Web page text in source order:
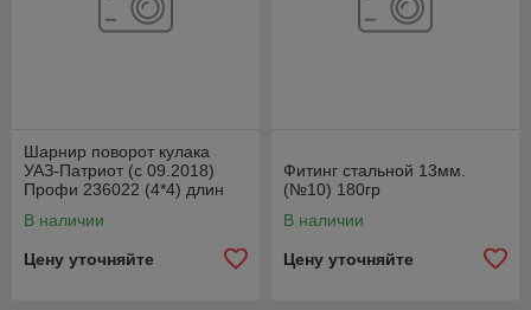
Шарнир поворот кулака
УАЗ-Патриот (с 09.2018)
Профи 236022 (4*4) длин
2360222304061
В наличии
Цену уточняйте
Фитинг стальной 13мм.
(№10) 180гр
В наличии
Цену уточняйте